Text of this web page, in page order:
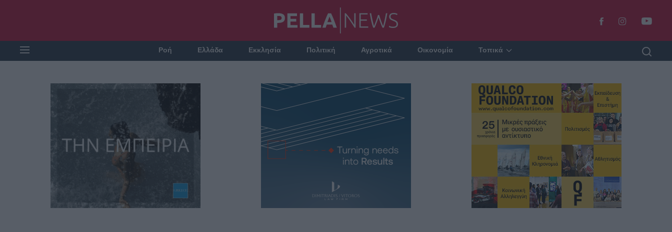
Ροή Ελλάδα Εκκλησία Πολιτική Αγροτικά Οικονομία Τοπικά